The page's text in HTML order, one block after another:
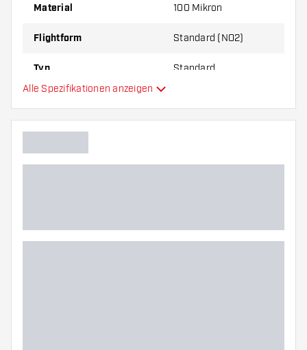
Material 100 Mikron
Flightform Standard (NO2)
Typ Standard
Hauptfarbe
Alle Spezifikationen anzeigen